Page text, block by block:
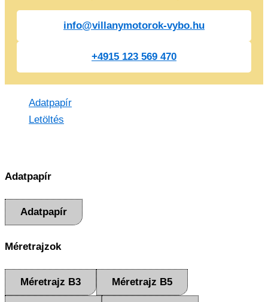
info@villanymotorok-vybo.hu
+4915 123 569 470
Adatpapír
Letöltés
Adatpapír
Adatpapír
Méretrajzok
Méretrajz B3 Méretrajz B5